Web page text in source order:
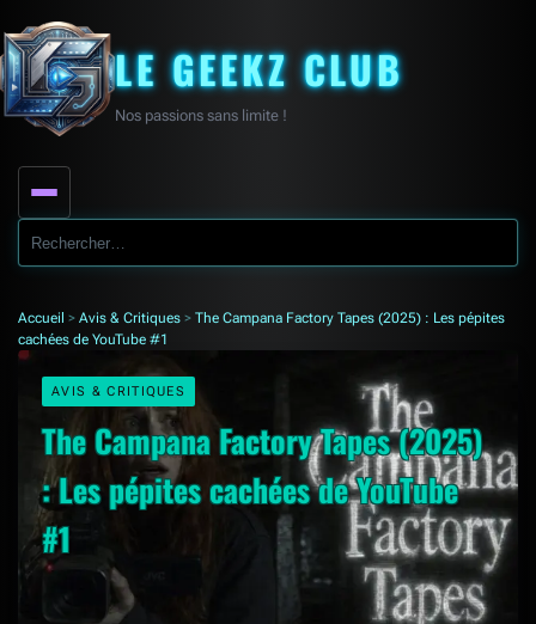
LE GEEKZ CLUB
Nos passions sans limite !
Search
for:
Accueil > Avis & Critiques > The Campana Factory Tapes (2025) : Les pépites
cachées de YouTube #1
AVIS & CRITIQUES
The Campana Factory Tapes (2025)
: Les pépites cachées de YouTube
#1